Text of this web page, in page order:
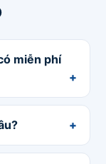
miễn phí